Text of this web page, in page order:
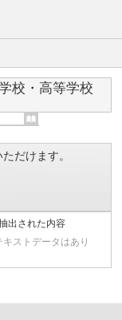
校・高等学校
だけます。
出された内容
ストデータはあり